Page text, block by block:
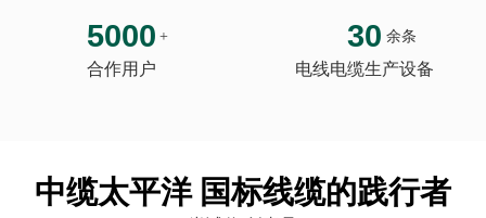
5000 +
合作用户
30 余条
电线电缆生产设备
中缆太平洋 国标线缆的践行者